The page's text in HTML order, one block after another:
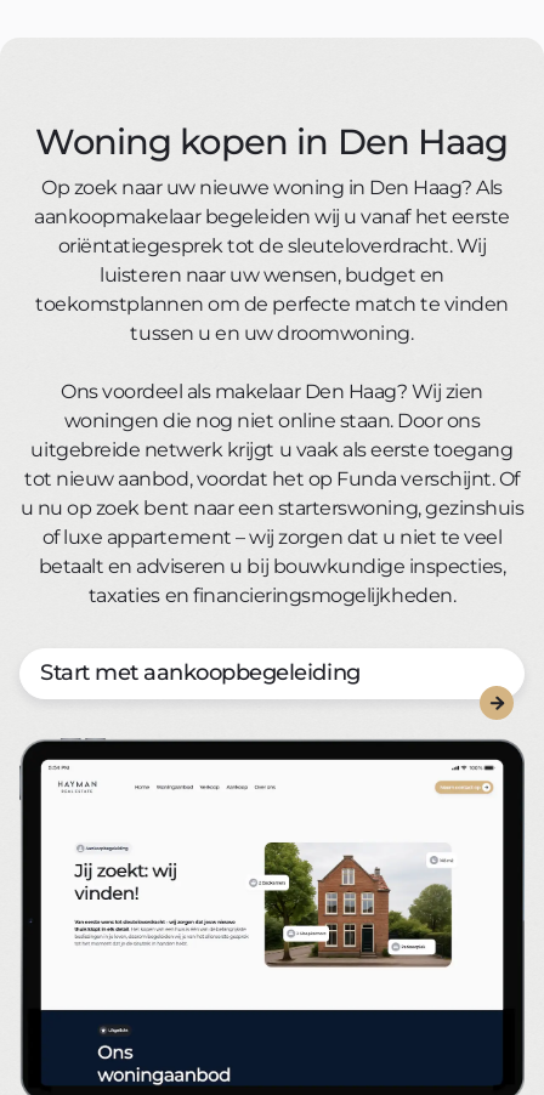
Vaatwasser
Nabij centrum
Centrale
verwarming
Woning kopen in Den Haag
Op zoek naar uw nieuwe woning in Den Haag? Als
aankoopmakelaar begeleiden wij u vanaf het eerste
oriëntatiegesprek tot de sleuteloverdracht. Wij
luisteren naar uw wensen, budget en
toekomstplannen om de perfecte match te vinden
tussen u en uw droomwoning.
Ons voordeel als makelaar Den Haag? Wij zien
woningen die nog niet online staan. Door ons
uitgebreide netwerk krijgt u vaak als eerste toegang
tot nieuw aanbod, voordat het op Funda verschijnt. Of
u nu op zoek bent naar een starterswoning, gezinshuis
of luxe appartement – wij zorgen dat u niet te veel
betaalt en adviseren u bij bouwkundige inspecties,
taxaties en financieringsmogelijkheden.
Start met aankoopbegeleiding
